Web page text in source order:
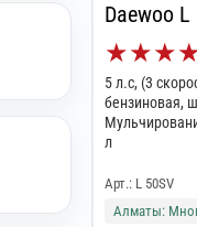
Daewoo L
★★★
5 л.с, (3
бензиновая,
л
Арт.: L 50SV
Алматы: